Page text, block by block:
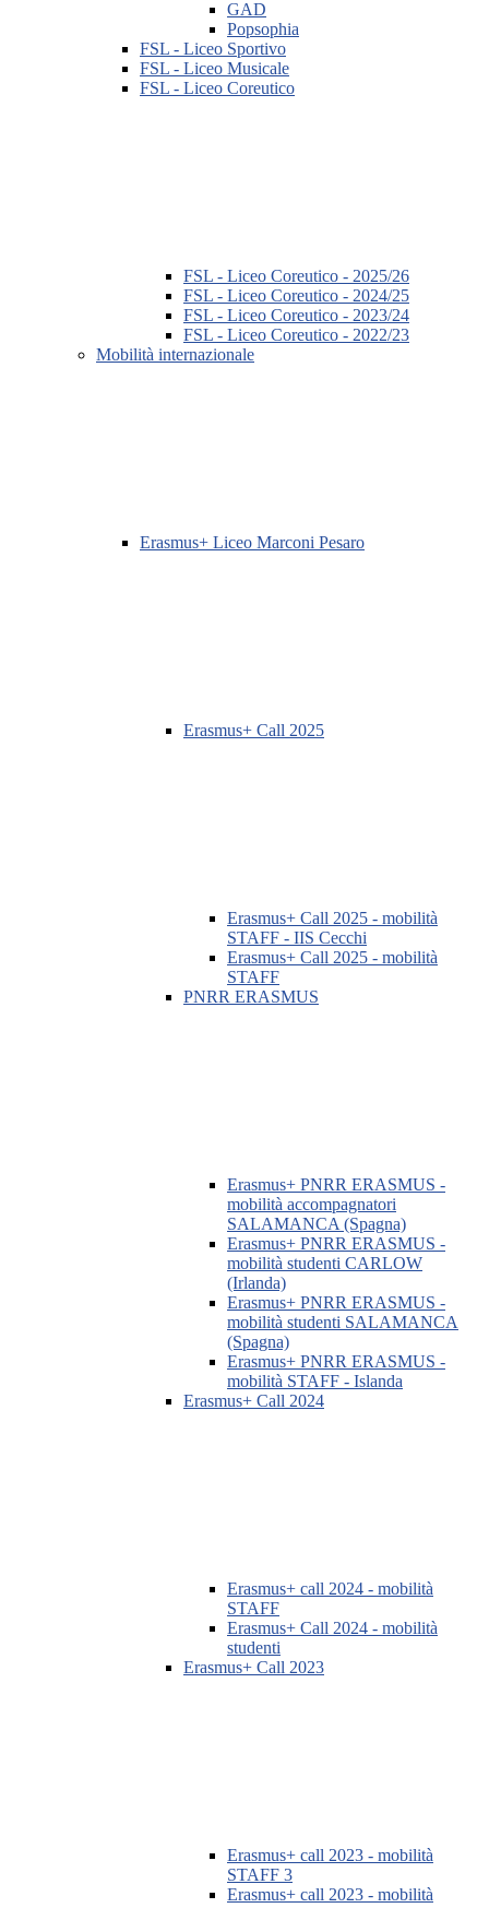
GAD
Popsophia
FSL - Liceo Sportivo
FSL - Liceo Musicale
FSL - Liceo Coreutico
FSL - Liceo Coreutico - 2025/26
FSL - Liceo Coreutico - 2024/25
FSL - Liceo Coreutico - 2023/24
FSL - Liceo Coreutico - 2022/23
Mobilità internazionale
Erasmus+ Liceo Marconi Pesaro
Erasmus+ Call 2025
Erasmus+ Call 2025 - mobilità
STAFF - IIS Cecchi
Erasmus+ Call 2025 - mobilità
STAFF
PNRR ERASMUS
Erasmus+ PNRR ERASMUS -
mobilità accompagnatori
SALAMANCA (Spagna)
Erasmus+ PNRR ERASMUS -
mobilità studenti CARLOW
(Irlanda)
Erasmus+ PNRR ERASMUS -
mobilità studenti SALAMANCA
(Spagna)
Erasmus+ PNRR ERASMUS -
mobilità STAFF - Islanda
Erasmus+ Call 2024
Erasmus+ call 2024 - mobilità
STAFF
Erasmus+ Call 2024 - mobilità
studenti
Erasmus+ Call 2023
Erasmus+ call 2023 - mobilità
STAFF 3
Erasmus+ call 2023 - mobilità